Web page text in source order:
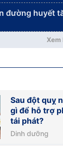
đường huyết
Xem
Sau đột quỵ
gì để hỗ trợ
tái phát?
Dinh dưỡng